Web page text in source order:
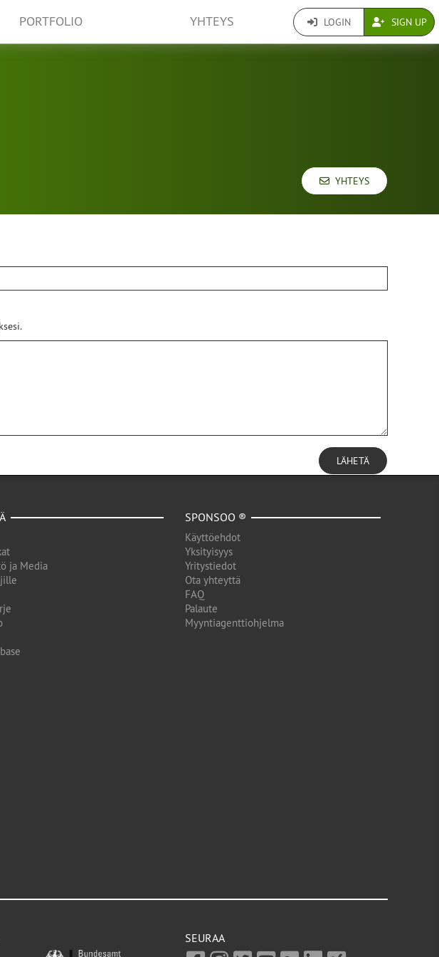
PORTFOLIO YHTEYS LOGIN SIGN UP
YHTEYS
LÄHETÄ
ja Media
SPONSOO ®
Käyttöehdot
Yksityisyys
Yritystiedot
Ota yhteyttä
FAQ
Palaute
Myyntiagenttiohjelma
SEURAA